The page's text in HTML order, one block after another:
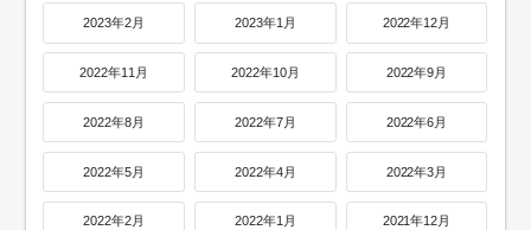
2023年2月 2023年1月 2022年12月
2022年11月 2022年10月 2022年9月
2022年8月 2022年7月 2022年6月
2022年5月 2022年4月 2022年3月
2022年2月 2022年1月 2021年12月